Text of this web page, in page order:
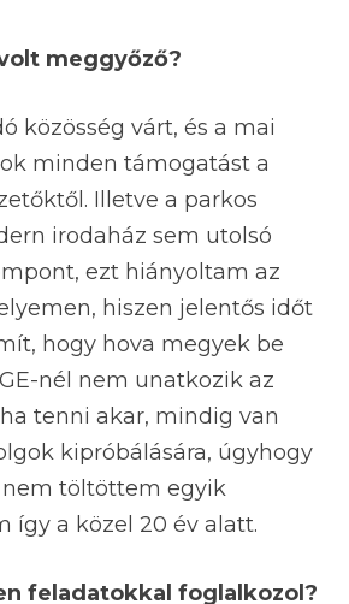
meggyőző?
közösség várt, és a mai
minden támogatást a
Illetve a parkos
irodaház sem utolsó
ezt hiányoltam az
hiszen jelentős időt
hogy hova megyek be
nél nem unatkozik az
tenni akar, mindig van
kipróbálására, úgyhogy
töltöttem egyik
így a közel 20 év alatt.
feladatokkal foglalkozol?